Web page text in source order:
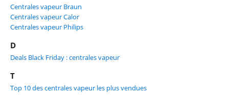
Centrales vapeur Braun
Centrales vapeur Calor
Centrales vapeur Philips
D
Deals Black Friday : centrales vapeur
T
Top 10 des centrales vapeur les plus vendues